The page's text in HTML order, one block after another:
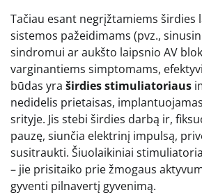
Tačiau esant negrįžtamiems širdies
sistemos pažeidimams (pvz.,
sindromui ar aukšto laipsnio AV
varginantiems simptomams,
būdas yra širdies stimuliatoriaus
nedidelis prietaisas,
srityje. Jis stebi širdies darbą ir,
pauzę, siunčia elektrinį impulsą,
susitraukti. Šiuolaikiniai
– jie prisitaiko prie žmogaus
gyventi pilnavertį gyvenimą.